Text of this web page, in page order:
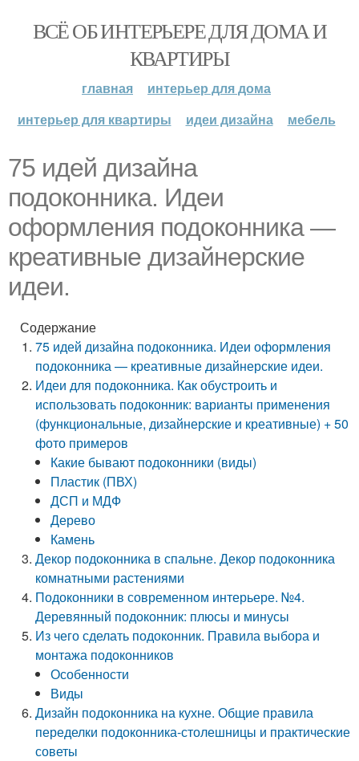
ВСЁ ОБ ИНТЕРЬЕРЕ ДЛЯ ДОМА И
КВАРТИРЫ
главная
интерьер для дома
интерьер для квартиры
идеи дизайна мебель
75 идей дизайна
подоконника. Идеи
оформления подоконника —
креативные дизайнерские
идеи.
Содержание
75 идей дизайна подоконника. Идеи оформления
подоконника — креативные дизайнерские идеи.
Идеи для подоконника. Как обустроить и
использовать подоконник: варианты применения
(функциональные, дизайнерские и креативные) + 50
фото примеров
Какие бывают подоконники (виды)
Пластик (ПВХ)
ДСП и МДФ
Дерево
Камень
Декор подоконника в спальне. Декор подоконника
комнатными растениями
Подоконники в современном интерьере. №4.
Деревянный подоконник: плюсы и минусы
Из чего сделать подоконник. Правила выбора и
монтажа подоконников
Особенности
Виды
Дизайн подоконника на кухне. Общие правила
переделки подоконника-столешницы и практические
советы